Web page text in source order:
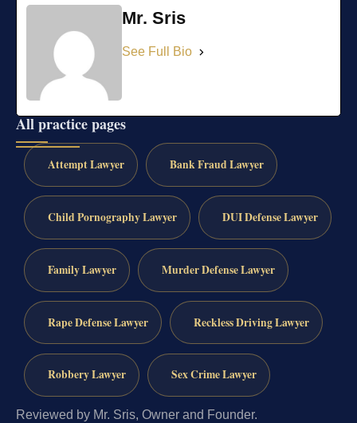
Mr. Sris
See Full Bio
All practice pages
Attempt Lawyer Bank Fraud Lawyer
Child Pornography Lawyer DUI Defense Lawyer
Family Lawyer Murder Defense Lawyer
Rape Defense Lawyer Reckless Driving Lawyer
Robbery Lawyer Sex Crime Lawyer
Reviewed by Mr. Sris, Owner and Founder.